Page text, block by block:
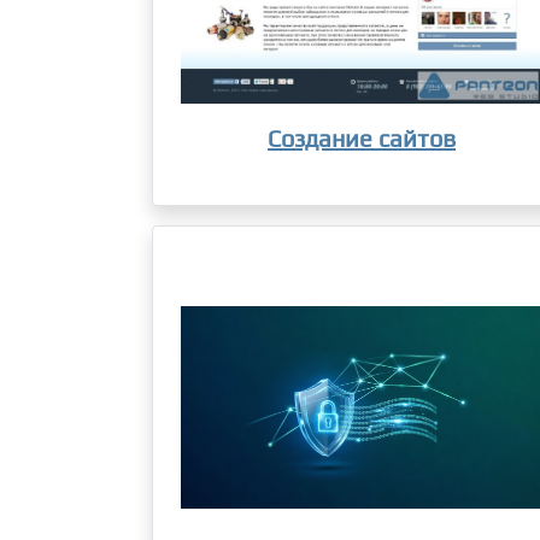
Создание сайтов